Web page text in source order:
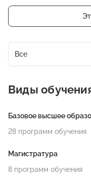
Все
Виды
Базовое высшее
28 программ обучения
Магистратура
8 программ обучения